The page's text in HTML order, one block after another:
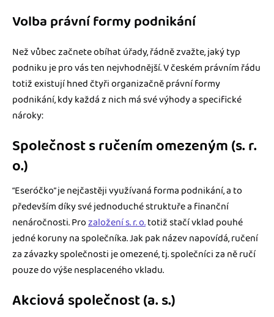
Volba právní formy podnikání
Než vůbec začnete obíhat úřady, řádně zvažte, jaký typ
podniku je pro vás ten nejvhodnější. V českém právním řádu
totiž existují hned čtyři organizačně právní formy
podnikání, kdy každá z nich má své výhody a specifické
nároky:
Společnost s ručením omezeným (s. r.
o.)
“Eseróčko” je nejčastěji využívaná forma podnikání, a to
především díky své jednoduché struktuře a finanční
nenáročnosti. Prozaložení s. r. o.totiž stačí vklad pouhé
jedné koruny na společníka. Jak pak název napovídá, ručení
za závazky společnosti je omezené, tj. společníci za ně ručí
pouze do výše nesplaceného vkladu.
Akciová společnost (a. s.)